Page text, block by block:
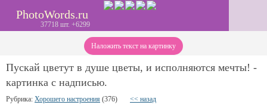
PhotoWords.ru
37718 шт. +6299
Наложить текст на картинку
Пускай цветут в душе цветы, и исполняются мечты! -
картинка с надписью.
Рубрика: Хорошего настроения (376) << назад